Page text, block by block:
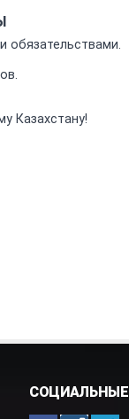
обязательствами.
Казахстану!
СОЦИАЛЬНЫЕ